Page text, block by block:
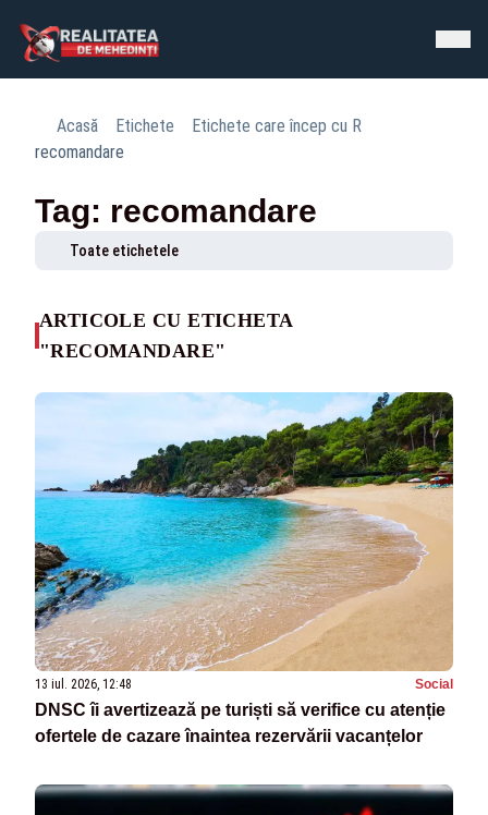
Acasă Etichete
Etichete care încep cu R
recomandare
Tag: recomandare
Toate etichetele
ARTICOLE CU ETICHETA
"RECOMANDARE"
13 iul. 2026, 12:48 Social
DNSC îi avertizează pe turiști să verifice cu atenție
ofertele de cazare înaintea rezervării vacanțelor